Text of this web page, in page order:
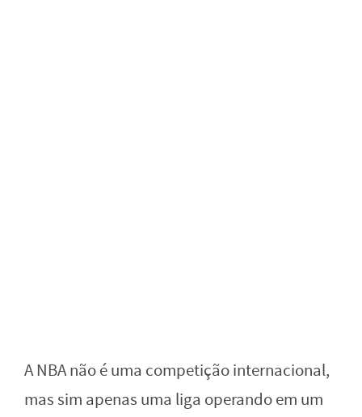
A NBA não é uma competição internacional,
mas sim apenas uma liga operando em um